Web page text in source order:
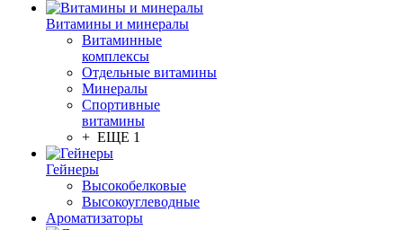
Витамины и минералы
Витаминные
комплексы
Отдельные витамины
Минералы
Спортивные
витамины
+ ЕЩЕ 1
Гейнеры
Высокобелковые
Высокоуглеводные
Ароматизаторы